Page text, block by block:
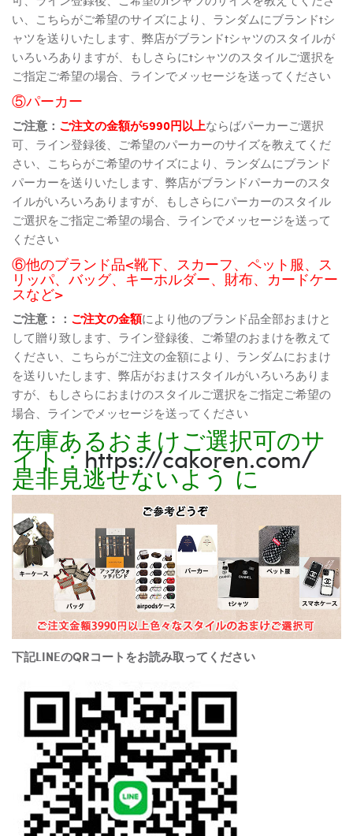
い、こちらがご希望のサイズにより、ランダムにブランドtシ
ャツを送りいたします、弊店がブランドtシャツのスタイルが
いろいろありますが、もしさらにtシャツのスタイルご選択を
ご指定ご希望の場合、ラインでメッセージを送ってください
⑤パーカー
ご注意： ご注文の金額が5990円以上ならばパーカーご選択
可、ライン登録後、ご希望のパーカーのサイズを教えてくだ
さい、こちらがご希望のサイズにより、ランダムにブランド
パーカーを送りいたします、弊店がブランドパーカーのスタ
イルがいろいろありますが、もしさらにパーカーのスタイル
ご選択をご指定ご希望の場合、ラインでメッセージを送って
ください
⑥他のブランド品<靴下、スカーフ、ペット服、ス
リッパ、バッグ、キーホルダー、財布、カードケー
スなど>
ご注意：： ご注文の金額により他のブランド品全部おまけと
して贈り致します、ライン登録後、ご希望のおまけを教えて
ください、こちらがご注文の金額により、ランダムにおまけ
を送りいたします、弊店がおまけスタイルがいろいろありま
すが、もしさらにおまけのスタイルご選択をご指定ご希望の
場合、ラインでメッセージを送ってください
在庫あるおまけご選択可のサ
イト：https://cakoren.com/
是非見逃せないよう に
下記LINEのQRコートをお読み取ってください